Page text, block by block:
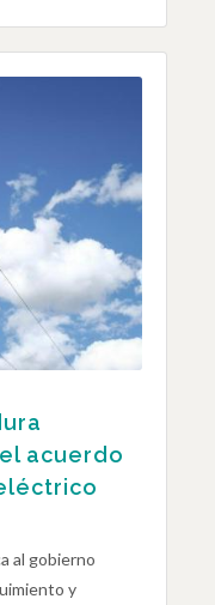
acuerdo
al gobierno
y